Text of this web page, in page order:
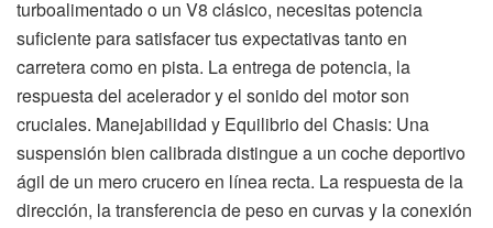
turboalimentado o un V8 clásico, necesitas potencia
suficiente para satisfacer tus expectativas tanto en
carretera como en pista. La entrega de potencia, la
respuesta del acelerador y el sonido del motor son
cruciales. Manejabilidad y Equilibrio del Chasis: Una
suspensión bien calibrada distingue a un coche deportivo
ágil de un mero crucero en línea recta. La respuesta de la
dirección, la transferencia de peso en curvas y la conexión